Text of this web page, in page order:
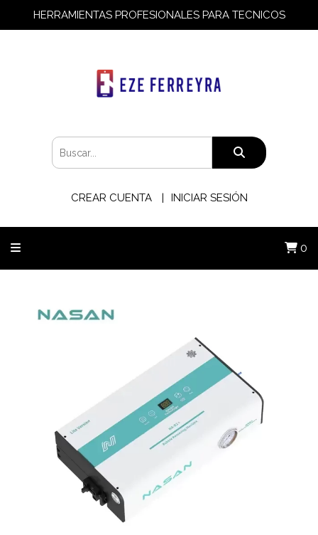
HERRAMIENTAS PROFESIONALES PARA TECNICOS
CREAR CUENTA INICIAR SESIÓN
0